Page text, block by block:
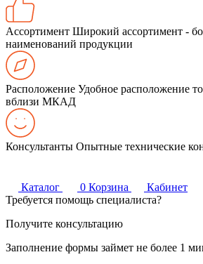
Ассортимент Широкий ассортимент -
наименований продукции
Расположение Удобное расположение
вблизи МКАД
Консультанты Опытные технические
Каталог 0 Корзина
Кабинет
Требуется помощь специалиста?
Получите консультацию
Заполнение формы займет не более 1